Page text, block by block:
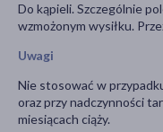
Do kąpieli. Szczególnie
wzmożonym wysiłku.
Uwagi
Nie stosować w
oraz przy nadczynności
miesiącach ciąży.